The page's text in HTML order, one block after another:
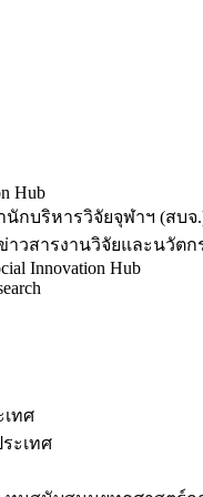
Hub
นักบริหารวิจัยจุฬาฯ (สบจ
าวสารงานวิจัยและนวัตก
Innovation Hub
ทศ
ะเทศ